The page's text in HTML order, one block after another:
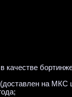
качестве
на МКС